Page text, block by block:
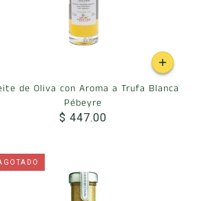
de Oliva con Aroma a Trufa Blanca
Pébeyre
$ 447.00